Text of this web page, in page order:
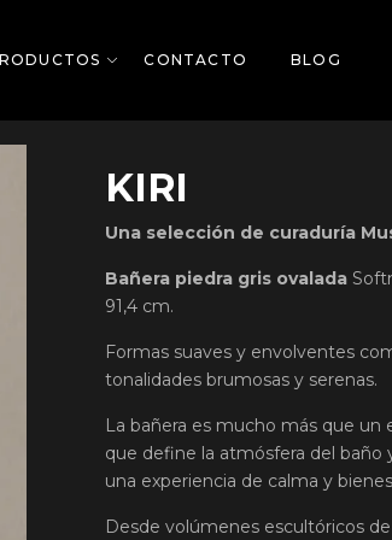
CONTACTO BLOG
CONTACTO BLOG
KIRI
Una selección de curaduría
Bañera piedra gris ovalada
91,4 cm.
Formas suaves y envolventes
tonalidades brumosas y serenas.
La bañera es mucho más que
que define la atmósfera del baño
una experiencia de calma y
Desde volúmenes escultóricos